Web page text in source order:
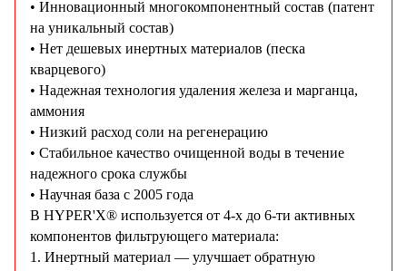
• Инновационный многокомпонентный состав (патент
на уникальный состав)
• Нет дешевых инертных материалов (песка
кварцевого)
• Надежная технология удаления железа и марганца,
аммония
• Низкий расход соли на регенерацию
• Стабильное качество очищенной воды в течение
надежного срока службы
• Научная база с 2005 года
В HYPER'X® используется от 4-х до 6-ти активных
компонентов фильтрующего материала:
1. Инертный материал — улучшает обратную